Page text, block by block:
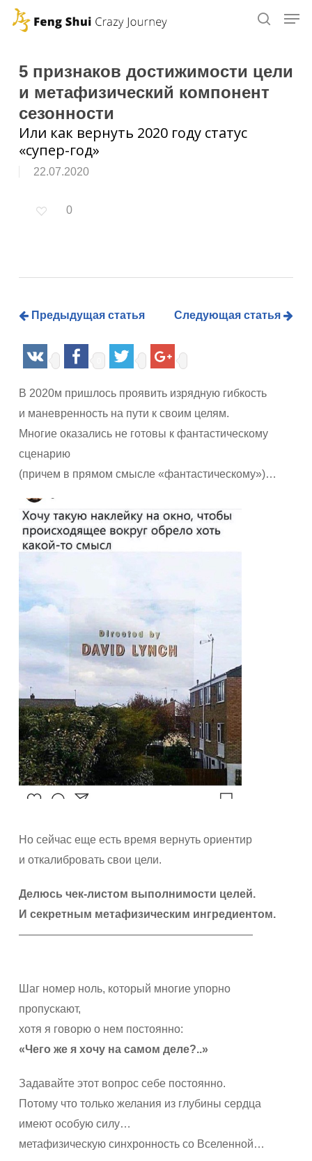
Skip
content5 признаков достижимости цели
и метафизический компонент
сезонности
Или как вернуть 2020 году статус
«супер-год»
22.07.2020
0
Предыдущая статья Следующая статья
В 2020м пришлось проявить изрядную гибкость
и маневренность на пути к своим целям.
Многие оказались не готовы к фантастическому
сценарию
(причем в прямом смысле «фантастическому»)…
Но сейчас еще есть время вернуть ориентир
и откалибровать свои цели.
Делюсь чек-листом выполнимости целей.
И секретным метафизическим ингредиентом.
—————————————————————
Шаг номер ноль, который многие упорно
пропускают,
хотя я говорю о нем постоянно:
«Чего же я хочу на самом деле?..»
Задавайте этот вопрос себе постоянно.
Потому что только желания из глубины сердца
имеют особую силу…
метафизическую синхронность со Вселенной…